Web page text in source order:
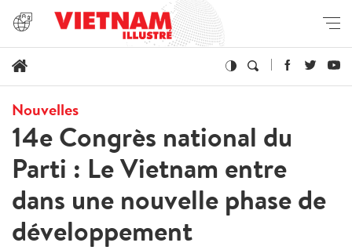
Nouvelles
14e Congrès national du
Parti : Le Vietnam entre
dans une nouvelle phase de
développement